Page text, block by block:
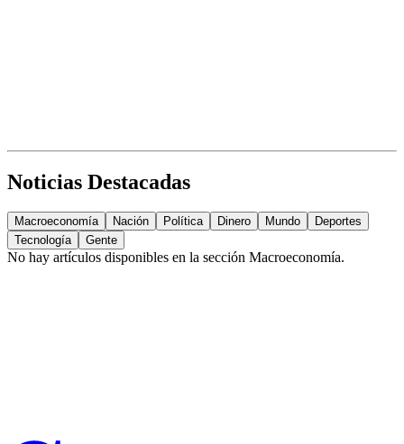
Noticias Destacadas
Macroeconomía Nación Política Dinero Mundo
Deportes
Tecnología
Gente
No hay artículos disponibles en la sección Macroeconomía.